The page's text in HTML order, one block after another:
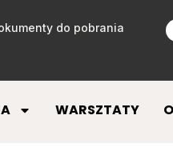
do pobrania
WARSZTATY